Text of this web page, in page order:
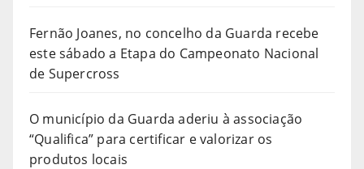
Fernão Joanes, no concelho da Guarda recebe
este sábado a Etapa do Campeonato Nacional
de Supercross
O município da Guarda aderiu à associação
“Qualifica” para certificar e valorizar os
produtos locais